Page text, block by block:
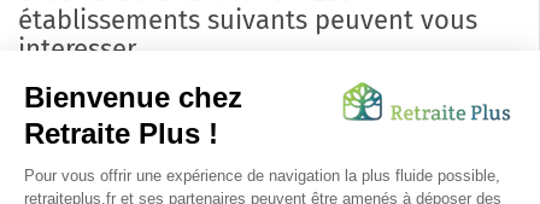
établissements suivants peuvent vous
interesser
Résidences Seniors et
Services dans l' Ain
Résidences Seniors et
Résidences Seniors et
Résidences Seniors et